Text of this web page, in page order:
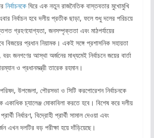
নির্বাচনকেঘিরে এক নতুন রাজনৈতিক বাস্তবতার মুখোমুখি
নির্বাচন হবে দলীয় প্রতীক ছাড়া, ফলে শুধু দলের পরিচয়ে
গ্রহণযোগ্যতা, জনসম্পৃক্ততা এবং মাঠপর্যায়ের
বিজয়ের প্রধান নিয়ামক। একই সঙ্গে প্রশাসনিক সহায়তা
জনগণের আস্থা অর্জনের মাধ্যমেই নির্বাচনে জয়ের বার্তা
ও প্রধানমন্ত্রী তারেক রহমান।
উপজেলা, পৌরসভা ও সিটি করপোরেশন নির্বাচনকে
একাধিক চ্যালেঞ্জ মোকাবিলা করতে হবে। বিশেষ করে দলীয়
নির্ধারণ, বিদ্রোহী প্রার্থী সামাল দেওয়া এবং
এখন দলটির বড় পরীক্ষা হয়ে দাঁড়িয়েছে।